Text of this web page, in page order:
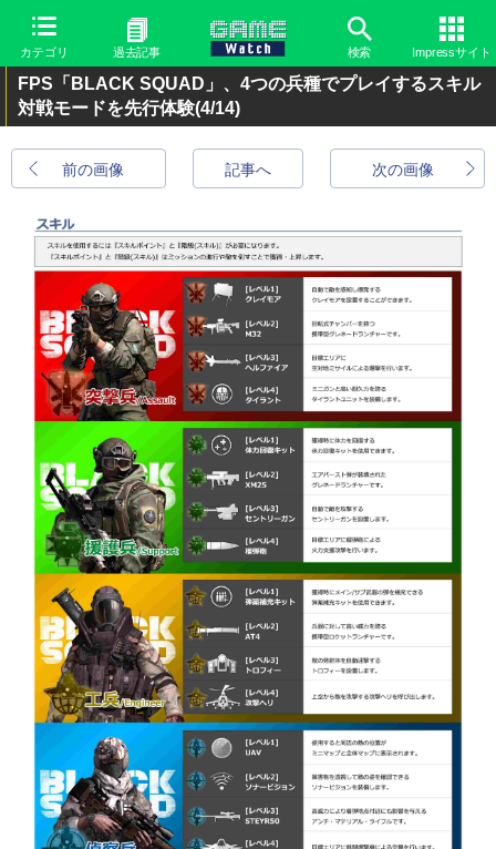
カテゴリ 過去記事 検索 Impressサイト
FPS「BLACK SQUAD」、4つの兵種でプレイするスキル
対戦モードを先行体験(4/14)
前の画像 次の画像
記事へ